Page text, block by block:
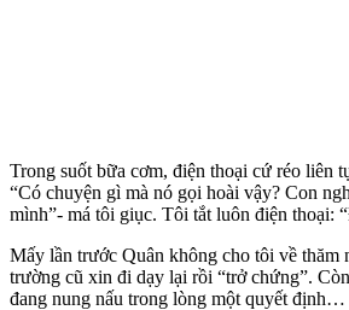
Trong suốt bữa cơm, điện thoại cứ réo liên
“Có chuyện gì mà nó gọi hoài vậy? Con
mình”- má tôi giục. Tôi tắt luôn điện thoại:
Mấy lần trước Quân không cho tôi về thăm
trường cũ xin đi dạy lại rồi “trở chứng”.
đang nung nấu trong lòng một quyết định…